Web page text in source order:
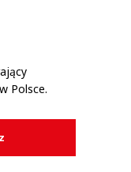
Polsce.